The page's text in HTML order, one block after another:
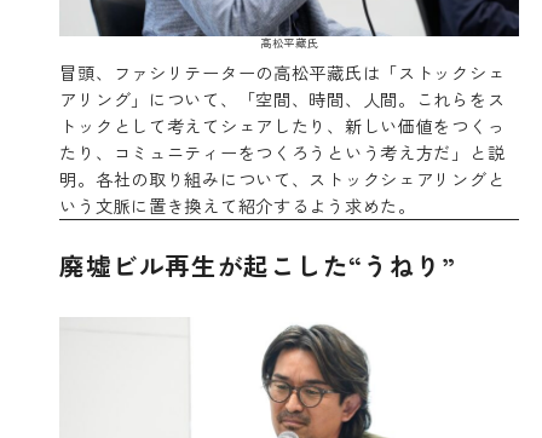
高松平藏氏
冒頭、ファシリテーターの高松平藏氏は「ストックシェ
アリング」について、「空間、時間、人間。これらをス
トックとして考えてシェアしたり、新しい価値をつくっ
たり、コミュニティーをつくろうという考え方だ」と説
明。各社の取り組みについて、ストックシェアリングと
いう文脈に置き換えて紹介するよう求めた。
廃墟ビル再生が起こした“うねり”